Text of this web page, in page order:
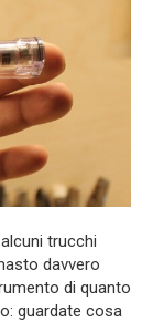
trucchi
davvero
di quanto
guardate cosa